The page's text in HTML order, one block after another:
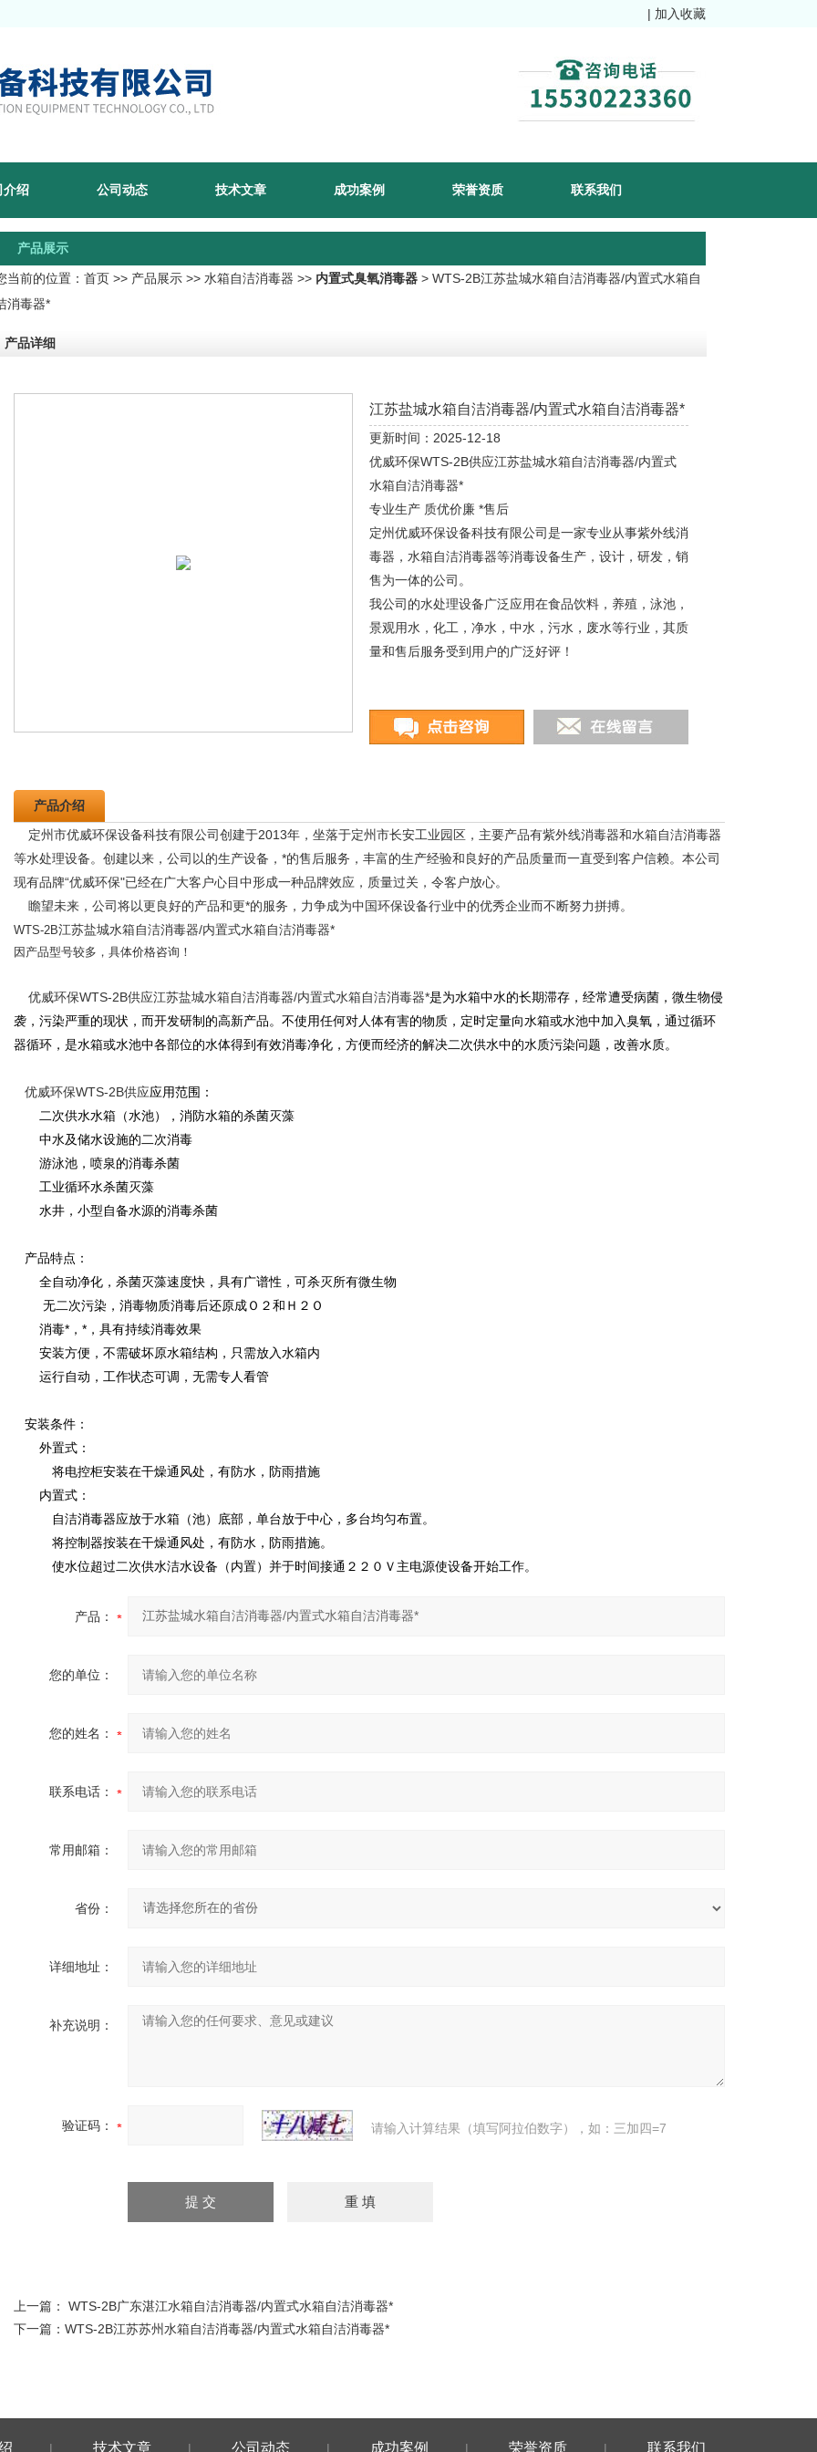
| 加入收藏
介绍 公司动态 技术文章 成功案例 荣誉资质 联系我们
产品展示
当前的位置： 首页 >> 产品展示 >> 水箱自洁消毒器 >> 内置式臭氧消毒器 > WTS-2B江苏盐城水箱自洁消毒器/内置式水箱自
消毒器*
产品详细
江苏盐城水箱自洁消毒器/内置式水箱自洁消毒器*
更新时间：2025-12-18
优威环保WTS-2B供应江苏盐城水箱自洁消毒器/内置式
水箱自洁消毒器*
专业生产 质优价廉 *售后
定州优威环保设备科技有限公司是一家专业从事紫外线消
毒器，水箱自洁消毒器等消毒设备生产，设计，研发，销
售为一体的公司。
我公司的水处理设备广泛应用在食品饮料，养殖，泳池，
景观用水，化工，净水，中水，污水，废水等行业，其质
量和售后服务受到用户的广泛好评！
产品介绍
定州市优威环保设备科技有限公司创建于2013年，坐落于定州市长安工业园区，主要产品有紫外线消毒器和水箱自洁消毒器
等水处理设备。创建以来，公司以的生产设备，*的售后服务，丰富的生产经验和良好的产品质量而一直受到客户信赖。本公司
现有品牌“优威环保"已经在广大客户心目中形成一种品牌效应，质量过关，令客户放心。
瞻望未来，公司将以更良好的产品和更*的服务，力争成为中国环保设备行业中的优秀企业而不断努力拼搏。
WTS-2B江苏盐城水箱自洁消毒器/内置式水箱自洁消毒器*
因产品型号较多，具体价格咨询！
优威环保WTS-2B供应江苏盐城水箱自洁消毒器/内置式水箱自洁消毒器*是为水箱中水的长期滞存，经常遭受病菌，微生物侵
袭，污染严重的现状，而开发研制的高新产品。不使用任何对人体有害的物质，定时定量向水箱或水池中加入臭氧，通过循环
器循环，是水箱或水池中各部位的水体得到有效消毒净化，方便而经济的解决二次供水中的水质污染问题，改善水质。
优威环保WTS-2B供应应用范围：
二次供水水箱（水池），消防水箱的杀菌灭藻
中水及储水设施的二次消毒
游泳池，喷泉的消毒杀菌
工业循环水杀菌灭藻
水井，小型自备水源的消毒杀菌
产品特点：
全自动净化，杀菌灭藻速度快，具有广谱性，可杀灭所有微生物
无二次污染，消毒物质消毒后还原成Ｏ２和Ｈ２Ｏ
消毒*，*，具有持续消毒效果
安装方便，不需破坏原水箱结构，只需放入水箱内
运行自动，工作状态可调，无需专人看管
安装条件：
外置式：
将电控柜安装在干燥通风处，有防水，防雨措施
内置式：
自洁消毒器应放于水箱（池）底部，单台放于中心，多台均匀布置。
将控制器按装在干燥通风处，有防水，防雨措施。
使水位超过二次供水洁水设备（内置）并于时间接通２２０Ｖ主电源使设备开始工作。
产品：
您的单位：
您的姓名：
联系电话：
常用邮箱：
省份：
详细地址：
补充说明：
验证码： 请输入计算结果（填写阿拉伯数字），如：三加四=7
上一篇： WTS-2B广东湛江水箱自洁消毒器/内置式水箱自洁消毒器*
下一篇： WTS-2B江苏苏州水箱自洁消毒器/内置式水箱自洁消毒器*
| 技术文章 | 公司动态 | 成功案例 | 荣誉资质 | 联系我们